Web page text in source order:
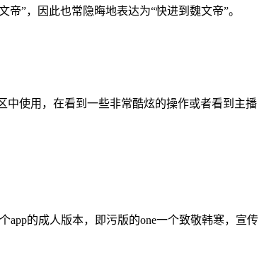
”，因此也常隐晦地表达为“快进到魏文帝”。
中使用，在看到一些非常酷炫的操作或者看到主播
app的成人版本，即污版的one一个致敬韩寒，宣传